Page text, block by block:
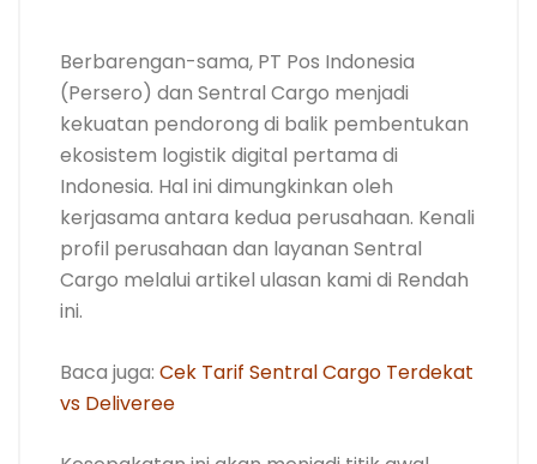
Berbarengan-sama, PT Pos Indonesia
(Persero) dan Sentral Cargo menjadi
kekuatan pendorong di balik pembentukan
ekosistem logistik digital pertama di
Indonesia. Hal ini dimungkinkan oleh
kerjasama antara kedua perusahaan. Kenali
profil perusahaan dan layanan Sentral
Cargo melalui artikel ulasan kami di Rendah
ini.
Baca juga: Cek Tarif Sentral Cargo Terdekat
vs Deliveree